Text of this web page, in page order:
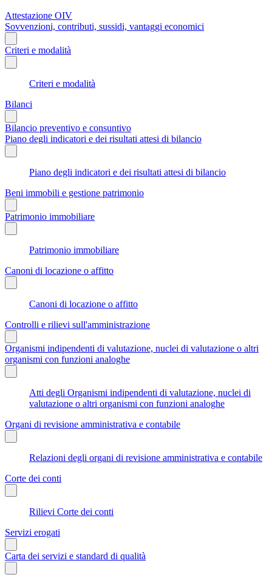
Attestazione OIV
Sovvenzioni, contributi, sussidi, vantaggi economici
Criteri e modalità
Criteri e modalità
Bilanci
Bilancio preventivo e consuntivo
Piano degli indicatori e dei risultati attesi di bilancio
Piano degli indicatori e dei risultati attesi di bilancio
Beni immobili e gestione patrimonio
Patrimonio immobiliare
Patrimonio immobiliare
Canoni di locazione o affitto
Canoni di locazione o affitto
Controlli e rilievi sull'amministrazione
Organismi indipendenti di valutazione, nuclei di valutazione o altri
organismi con funzioni analoghe
Atti degli Organismi indipendenti di valutazione, nuclei di
valutazione o altri organismi con funzioni analoghe
Organi di revisione amministrativa e contabile
Relazioni degli organi di revisione amministrativa e contabile
Corte dei conti
Rilievi Corte dei conti
Servizi erogati
Carta dei servizi e standard di qualità